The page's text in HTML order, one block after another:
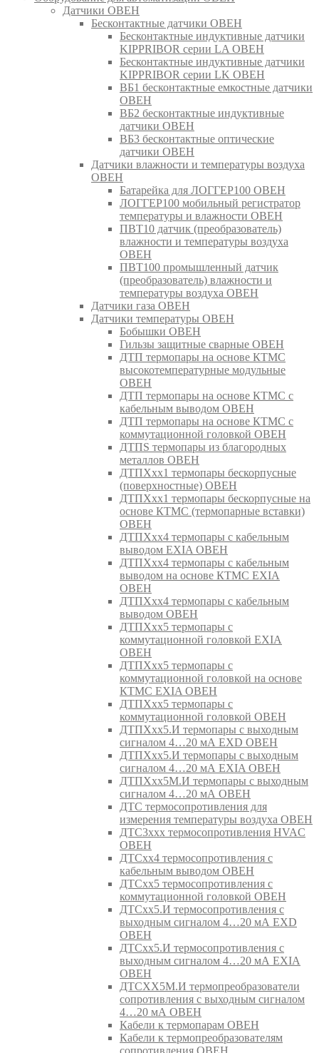
Датчики ОВЕН
Бесконтактные датчики ОВЕН
Бесконтактные индуктивные датчики
KIPPRIBOR серии LA ОВЕН
Бесконтактные индуктивные датчики
KIPPRIBOR серии LK ОВЕН
ВБ1 бесконтактные емкостные датчики
ОВЕН
ВБ2 бесконтактные индуктивные
датчики ОВЕН
ВБ3 бесконтактные оптические
датчики ОВЕН
Датчики влажности и температуры воздуха
ОВЕН
Батарейка для ЛОГГЕР100 ОВЕН
ЛОГГЕР100 мобильный регистратор
температуры и влажности ОВЕН
ПВТ10 датчик (преобразователь)
влажности и температуры воздуха
ОВЕН
ПВТ100 промышленный датчик
(преобразователь) влажности и
температуры воздуха ОВЕН
Датчики газа ОВЕН
Датчики температуры ОВЕН
Бобышки ОВЕН
Гильзы защитные сварные ОВЕН
ДТП термопары на основе КТМС
высокотемпературные модульные
ОВЕН
ДТП термопары на основе КТМС с
кабельным выводом ОВЕН
ДТП термопары на основе КТМС с
коммутационной головкой ОВЕН
ДТПS термопары из благородных
металлов ОВЕН
ДТПХхх1 термопары бескорпусные
(поверхностные) ОВЕН
ДТПХхх1 термопары бескорпусные на
основе КТМС (термопарные вставки)
ОВЕН
ДТПХхх4 термопары с кабельным
выводом EXIA ОВЕН
ДТПХхх4 термопары с кабельным
выводом на основе КТМС EXIA
ОВЕН
ДТПХхх4 термопары с кабельным
выводом ОВЕН
ДТПХхх5 термопары с
коммутационной головкой EXIA
ОВЕН
ДТПХхх5 термопары с
коммутационной головкой на основе
КТМС EXIA ОВЕН
ДТПХхх5 термопары с
коммутационной головкой ОВЕН
ДТПХхх5.И термопары с выходным
сигналом 4…20 мА EXD ОВЕН
ДТПХхх5.И термопары с выходным
сигналом 4…20 мА EXIA ОВЕН
ДТПХхх5М.И термопары с выходным
сигналом 4…20 мА ОВЕН
ДТС термосопротивления для
измерения температуры воздуха ОВЕН
ДТС3ххх термосопротивления HVAC
ОВЕН
ДТСхх4 термосопротивления с
кабельным выводом ОВЕН
ДТСхх5 термосопротивления с
коммутационной головкой ОВЕН
ДТСхх5.И термосопротивления с
выходным сигналом 4…20 мА EXD
ОВЕН
ДТСхх5.И термосопротивления с
выходным сигналом 4…20 мА EXIA
ОВЕН
ДТСХХ5М.И термопреобразователи
сопротивления с выходным сигналом
4…20 мА ОВЕН
Кабели к термопарам ОВЕН
Кабели к термопреобразователям
сопротивления ОВЕН